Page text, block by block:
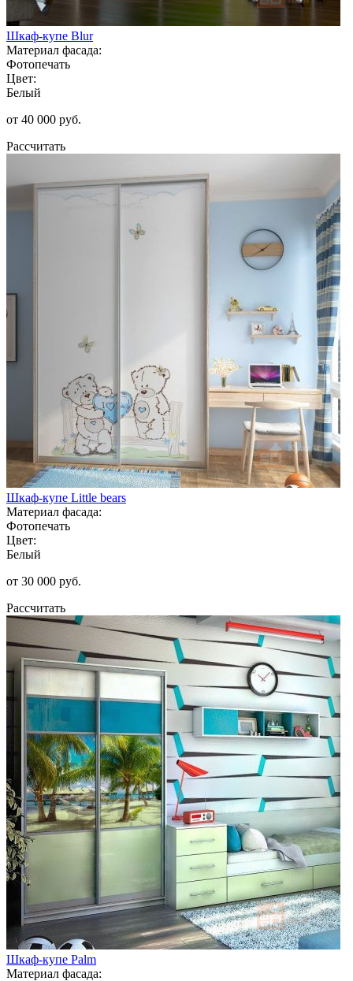
Шкаф-купе Blur
Материал фасада:
Фотопечать
Цвет:
Белый
от 40 000 руб.
Рассчитать
Шкаф-купе Little bears
Материал фасада:
Фотопечать
Цвет:
Белый
от 30 000 руб.
Рассчитать
Шкаф-купе Palm
Материал фасада: